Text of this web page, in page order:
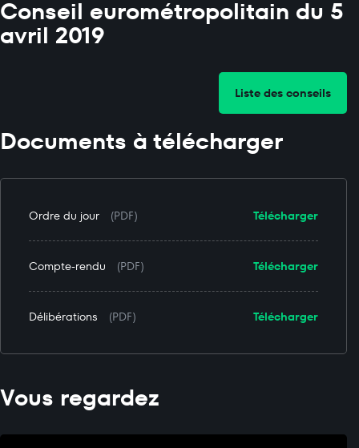
Conseil eurométropolitain du 5
avril 2019
Liste des conseils
Documents à télécharger
Télécharger
Ordre du jour (PDF)
Télécharger
Compte-rendu (PDF)
Télécharger
Délibérations (PDF)
Vous regardez